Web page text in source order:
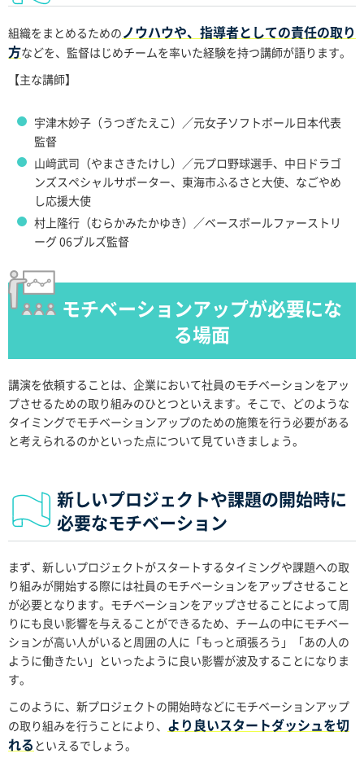
組織をまとめるためのノウハウや、指導者としての責任の取り
方などを、監督はじめチームを率いた経験を持つ講師が語ります。
【主な講師】
宇津木妙子（うつぎたえこ）／元女子ソフトボール日本代表
監督
山﨑武司（やまさきたけし）／元プロ野球選手、中日ドラゴ
ンズスペシャルサポーター、東海市ふるさと大使、なごやめ
し応援大使
村上隆行（むらかみたかゆき）／ベースボールファーストリ
ーグ 06ブルズ監督
モチベーションアップが必要にな
る場面
講演を依頼することは、企業において社員のモチベーションをアッ
プさせるための取り組みのひとつといえます。そこで、どのような
タイミングでモチベーションアップのための施策を行う必要がある
と考えられるのかといった点について見ていきましょう。
新しいプロジェクトや課題の開始時に
必要なモチベーション
まず、新しいプロジェクトがスタートするタイミングや課題への取
り組みが開始する際には社員のモチベーションをアップさせること
が必要となります。モチベーションをアップさせることによって周
りにも良い影響を与えることができるため、チームの中にモチベー
ションが高い人がいると周囲の人に「もっと頑張ろう」「あの人の
ように働きたい」といったように良い影響が波及することになりま
す。
このように、新プロジェクトの開始時などにモチベーションアップ
の取り組みを行うことにより、 より良いスタートダッシュを切
れる といえるでしょう。